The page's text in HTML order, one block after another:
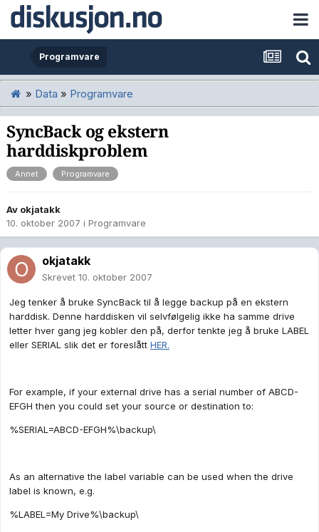
Programvare
» Data » Programvare
SyncBack og ekstern
harddiskproblem
Annet Programvare
Av okjatakk
10. oktober 2007 i Programvare
okjatakk
Skrevet 10. oktober 2007
Jeg tenker å bruke SyncBack til å legge backup på en ekstern
harddisk. Denne harddisken vil selvfølgelig ikke ha samme drive
letter hver gang jeg kobler den på, derfor tenkte jeg å bruke LABEL
eller SERIAL slik det er foreslått HER.
For example, if your external drive has a serial number of ABCD-
EFGH then you could set your source or destination to:
%SERIAL=ABCD-EFGH%\backup\
As an alternative the label variable can be used when the drive
label is known, e.g.
%LABEL=My Drive%\backup\